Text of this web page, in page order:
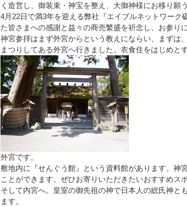
く造営し、御装束・神宝を整え、大御神様にお移り願
4月22日で満3年を迎える弊社『エイブルネットワーク
た皆さまへの感謝と益々の商売繁盛を祈念し、お参り
神宮参拝はまず外宮からという教えにならい、まずは
まつりしてある外宮へ行きました。衣食住をはじめと
外宮です。
敷地内に『せんぐう館』という資料館があります。神
ことができます。ぜひお寄りいただきたいおすすめス
そして内宮へ。皇室の御先祖の神で日本人の総氏神と
ます。